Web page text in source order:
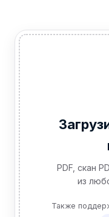
PDF, скан
из
Также